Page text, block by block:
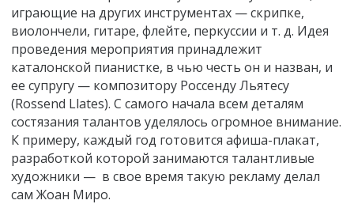
играющие на других инструментах — скрипке,
виолончели, гитаре, флейте, перкуссии и т. д. Идея
проведения мероприятия принадлежит
каталонской пианистке, в чью честь он и назван, и
ее супругу — композитору Россенду Льятесу
(Rossend Llates). С самого начала всем деталям
состязания талантов уделялось огромное внимание.
К примеру, каждый год готовится афиша-плакат,
разработкой которой занимаются талантливые
художники — в свое время такую рекламу делал
сам Жоан Миро.